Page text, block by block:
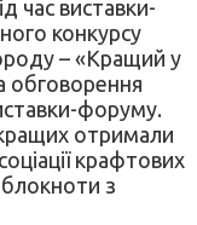
час виставки-
конкурсу
– «Кращий у
обговорення
форуму.
отримали
крафтових
з